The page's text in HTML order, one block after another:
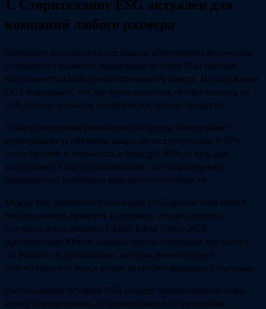
1. Сторителлинг ESG актуален для
компаний любого размера
Поскольку потребители все больше обеспокоены вопросами
устойчивого развития, правильная история ESG обещает
актуальность и конкурентоспособность бренда. Исследование
CGS показывает, что две трети клиентов готовы платить на
25% больше только за экологически чистые продукты.
Такая повышенная релевантность бренда обеспечивает
корпорациям устойчивую выдающуюся репутацию у 92%
потребителей и лояльность к бренду у 88% из них, как
установлено Cone Communications, что подразумевает
повышенный потенциал конкурентоспособности.
Между тем, компании с сильными ESG-ценностями имеют
больше шансов привлечь и удержать лучшие таланты.
Согласно исследованию Global Talent Trends 2020,
проведенному Mercer, каждый третий сотрудник предпочел
бы работать в организации, которая демонстрирует
ответственность перед всеми заинтересованными сторонами.
Рассказывание историй ESG создает эмоциональную связь
между корпорациями, потребителями и сотрудниками,